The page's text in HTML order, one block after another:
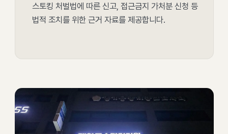
스토킹 처벌법에 따른 신고, 접근금지 가처분 신청 등
법적 조치를 위한 근거 자료를 제공합니다.